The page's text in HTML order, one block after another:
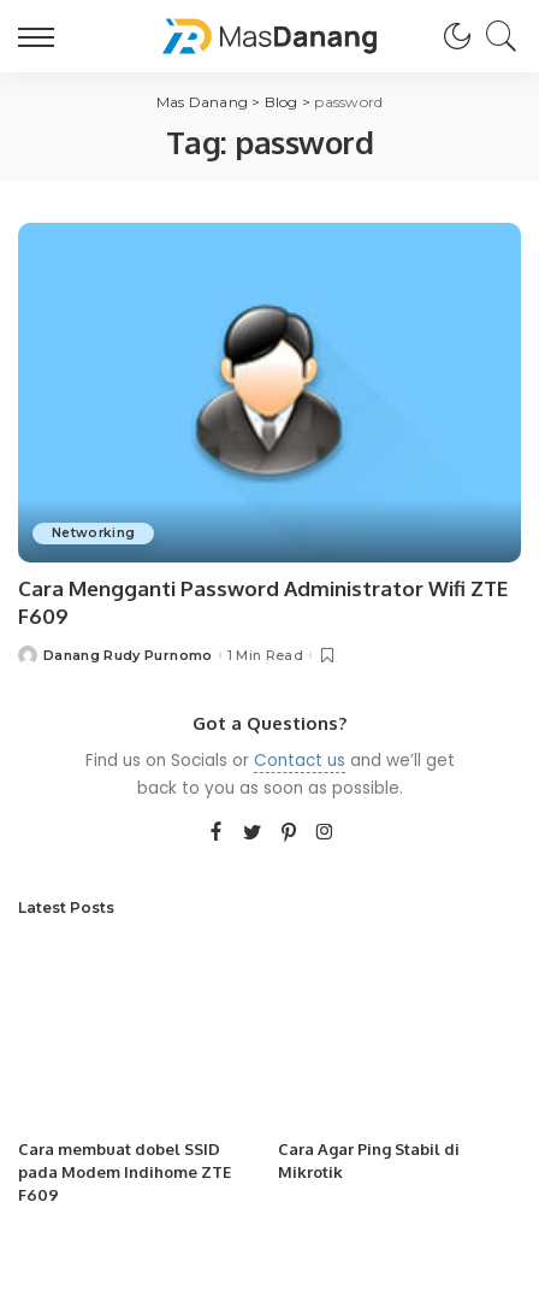
Mas Danang > Blog > password
Tag: password
Networking
Cara Mengganti Password Administrator Wifi ZTE
F609
PostedDanang Rudy Purnomo 1 Min Read
Got a Questions?
Find us on Socials or Contact us and we’ll get
back to you as soon as possible.
Latest Posts
Cara membuat dobel SSID
pada Modem Indihome ZTE
F609
Cara Agar Ping Stabil di
Mikrotik